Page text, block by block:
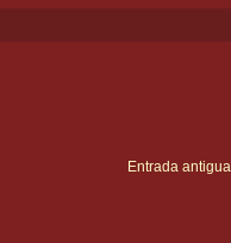
Entrada antigua